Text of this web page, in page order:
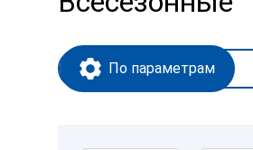
По параметрам